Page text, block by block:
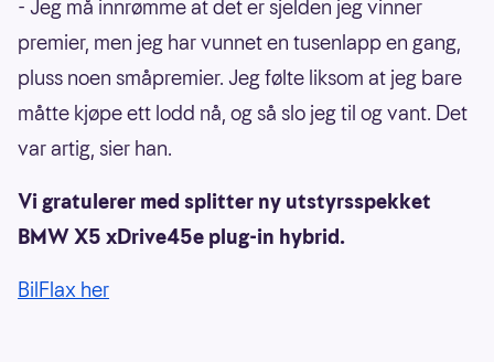
- Jeg må innrømme at det er sjelden jeg vinner
premier, men jeg har vunnet en tusenlapp en gang,
pluss noen småpremier. Jeg følte liksom at jeg bare
måtte kjøpe ett lodd nå, og så slo jeg til og vant. Det
var artig, sier han.
Vi gratulerer med splitter ny utstyrsspekket
BMW X5 xDrive45e plug-in hybrid.
BilFlax her